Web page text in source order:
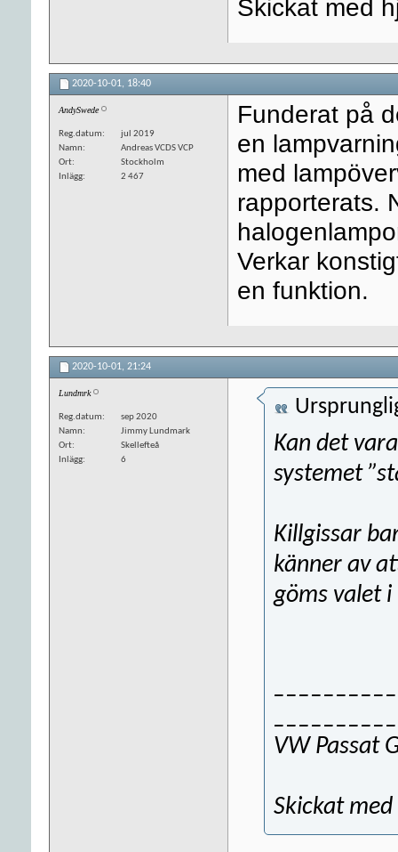
Skickat med
2020-10-01, 18:40
AndySwede
Reg.datum
jul 2019
Namn
Andreas VCDS VCP
Ort
Stockholm
Inlägg
2 467
Funderat på
en
med
rapporterats.
Verkar
en funktion.
2020-10-01, 21:24
Lundmrk
Reg.datum
sep 2020
Namn
Jimmy Lundmark
Ort
Skellefteå
Inlägg
6
Kan det
systemet
Killgissar
känner av
göms valet i
VW Passat
Skickat